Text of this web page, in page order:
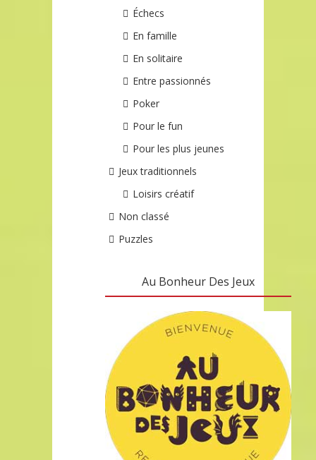
Échecs
En famille
En solitaire
Entre passionnés
Poker
Pour le fun
Pour les plus jeunes
Jeux traditionnels
Loisirs créatif
Non classé
Puzzles
Au Bonheur Des Jeux